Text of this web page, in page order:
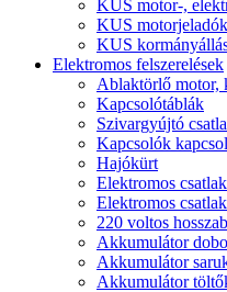
KUS motor-,
KUS
KUS
Elektromos felszerelések
Ablaktörlő motor,
Kapcsolótáblák
Szivargyújtó
Kapcsolók
Hajókürt
Elektromos
Elektromos
220 voltos
Akkumulátor
Akkumulátor
Akkumulátor